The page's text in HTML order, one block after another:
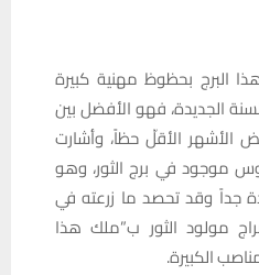
البرج بحظوظ مهنية كبيرة
الجديدة، فهو الأفضل بين
الأشهر الأقلّ حظاً، وأشارت
موجود في برج الثور، وهو
جداً وقد تحصد ما زرعته في
مولود الثور ب”ملك هذا
الكبيرة.